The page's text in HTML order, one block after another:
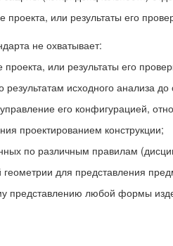
или результаты его
не охватывает:
или результаты его
исходного анализа до
его конфигурацией,
проектированием конструкции;
по различным правилам
для представления
представлению любой формы